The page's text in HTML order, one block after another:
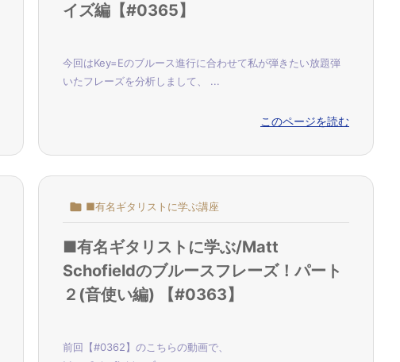
イズ編【#0365】
今回はKey=Eのブルース進行に合わせて私が弾きたい放題弾
いたフレーズを分析しまして、 ...
このページを読む
 ■有名ギタリストに学ぶ講座
■有名ギタリストに学ぶ/Matt
Schofieldのブルースフレーズ！パート
２(音使い編) 【#0363】
前回【#0362】のこちらの動画で、